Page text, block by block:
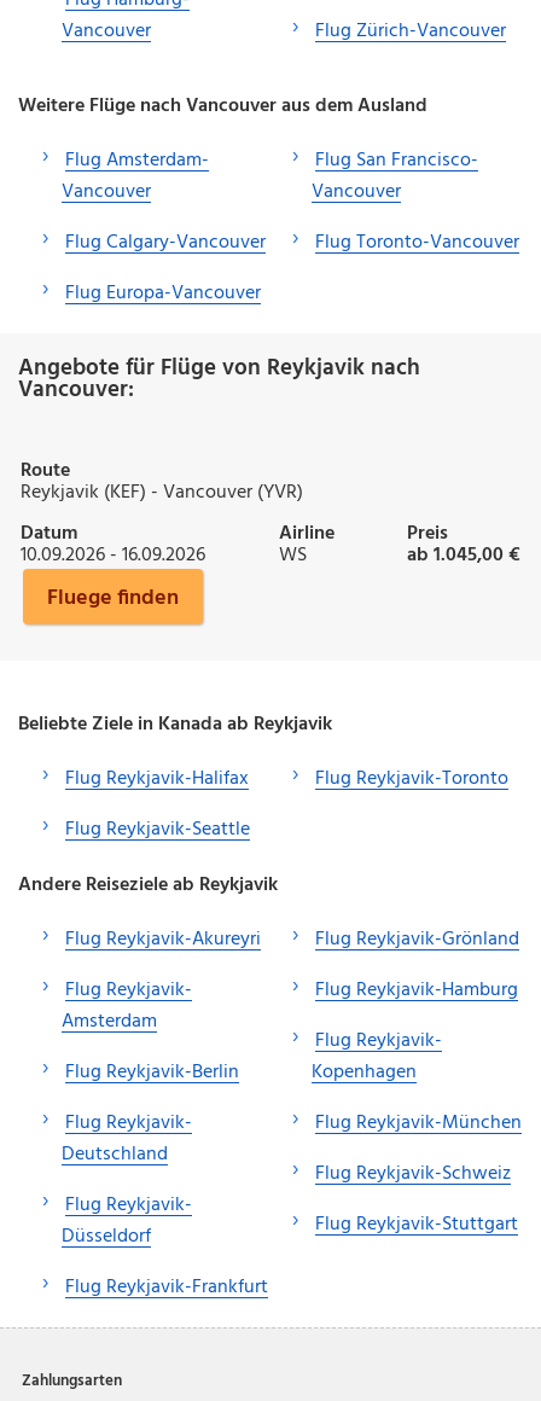
Vancouver
Flug Zürich-Vancouver
Weitere Flüge nach Vancouver aus dem Ausland
Flug Amsterdam-
Vancouver
Flug Calgary-Vancouver
Flug Europa-Vancouver
Flug San Francisco-
Vancouver
Flug Toronto-Vancouver
Angebote für Flüge von Reykjavik nach
Vancouver:
Route
Reykjavik (KEF) - Vancouver (YVR)
Datum
10.09.2026 - 16.09.2026
Airline
WS
Preis
ab 1.045,00 €
Fluege finden
Beliebte Ziele in Kanada ab Reykjavik
Flug Reykjavik-Halifax
Flug Reykjavik-Seattle
Flug Reykjavik-Toronto
Andere Reiseziele ab Reykjavik
Flug Reykjavik-Akureyri
Flug Reykjavik-
Amsterdam
Flug Reykjavik-Berlin
Flug Reykjavik-
Deutschland
Flug Reykjavik-
Düsseldorf
Flug Reykjavik-Frankfurt
Flug Reykjavik-Grönland
Flug Reykjavik-Hamburg
Flug Reykjavik-
Kopenhagen
Flug Reykjavik-München
Flug Reykjavik-Schweiz
Flug Reykjavik-Stuttgart